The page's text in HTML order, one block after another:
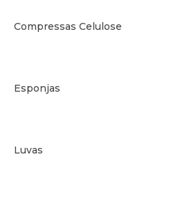
Compressas Celulose
Esponjas
Luvas